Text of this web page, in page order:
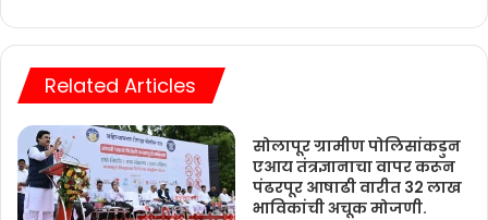
Related Articles
सोलापूर ग्रामीण पोलिसांकडुन
एआय तंत्रज्ञानाचा वापर करून
पंढरपूर आषाढी वारीत 32 लाख
भाविकांची अचूक मोजणी.